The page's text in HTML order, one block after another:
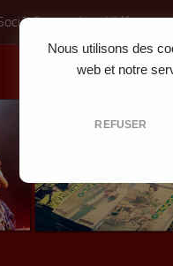
Nous utilisons des
web et notre
REFUSER
Jeux Vidéo